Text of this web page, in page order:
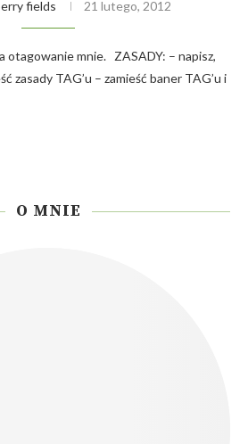
fields 21 lutego, 2012
otagowanie mnie. ZASADY: – napisz,
zasady TAG’u – zamieść baner TAG’u i
O MNIE